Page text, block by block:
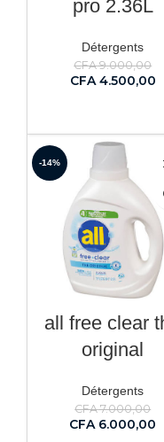
pro 2.36L
Détergents
CFA9.000,00
CFA4.500,00
-14%
all free clear
original
Détergents
CFA7.000,00
CFA 6.000,00